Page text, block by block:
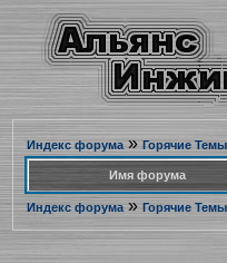
Индекс форума» Горячие Темы
Имя форума
Индекс форума» Горячие Темы